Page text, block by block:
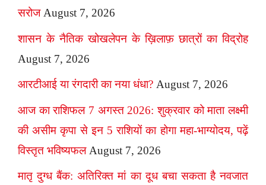
सरोज August 7, 2026
शासन के नैतिक खोखलेपन के ख़िलाफ़ छात्रों का विद्रोह
August 7, 2026
आरटीआई या रंगदारी का नया धंधा? August 7, 2026
आज का राशिफल 7 अगस्त 2026: शुक्रवार को माता लक्ष्मी
की असीम कृपा से इन 5 राशियों का होगा महा-भाग्योदय, पढ़ें
विस्तृत भविष्यफल August 7, 2026
मातृ दुग्ध बैंक: अतिरिक्त मां का दूध बचा सकता है नवजात